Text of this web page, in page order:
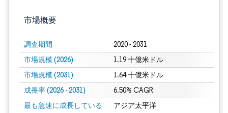
市場概要
調査期間 2020 - 2031
市場規模 (2026) 1.19 十億米ドル
市場規模 (2031) 1.64 十億米ドル
成長率 (2026 - 2031) 6.50% CAGR
最も急速に成長している
アジア太平洋